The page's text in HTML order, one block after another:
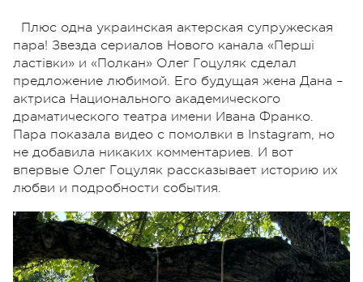
Плюс одна украинская актерская супружеская
пара! Звезда сериалов Нового канала «Перші
ластівки» и «Полкан» Олег Гоцуляк сделал
предложение любимой. Его будущая жена Дана –
актриса Национального академического
драматического театра имени Ивана Франко.
Пара показала видео с помолвки в Instagram, но
не добавила никаких комментариев. И вот
впервые Олег Гоцуляк рассказывает историю их
любви и подробности события.